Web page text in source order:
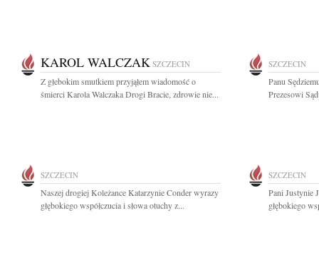
KAROL WALCZAK SZCZECIN
Z głebokim smutkiem przyjąłem wiadomość o
śmierci Karola Walczaka Drogi Bracie, zdrowie nie...
SZCZECIN
Panu
Prezesowi
SZCZECIN
Naszej drogiej Koleżance Katarzynie Conder wyrazy
głębokiego współczucia i słowa otuchy z...
SZCZECIN
Pani Justynie
głębokiego